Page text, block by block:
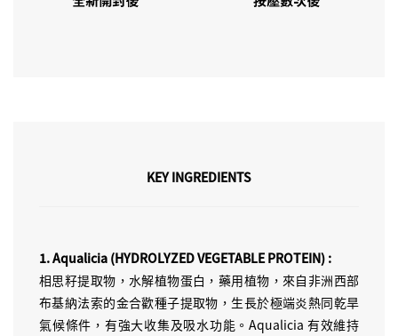
KEY INGREDIENTS
1. Aqualicia (HYDROLYZED VEGETABLE PROTEIN) :
相思籽提取物，水解植物蛋白，藥用植物，來自非洲西部
布基納法索的金合歡種子提取物，生長於極端炎熱同乾旱
氣候條件，有強大收集及吸水功能。Aqualicia 有效維持